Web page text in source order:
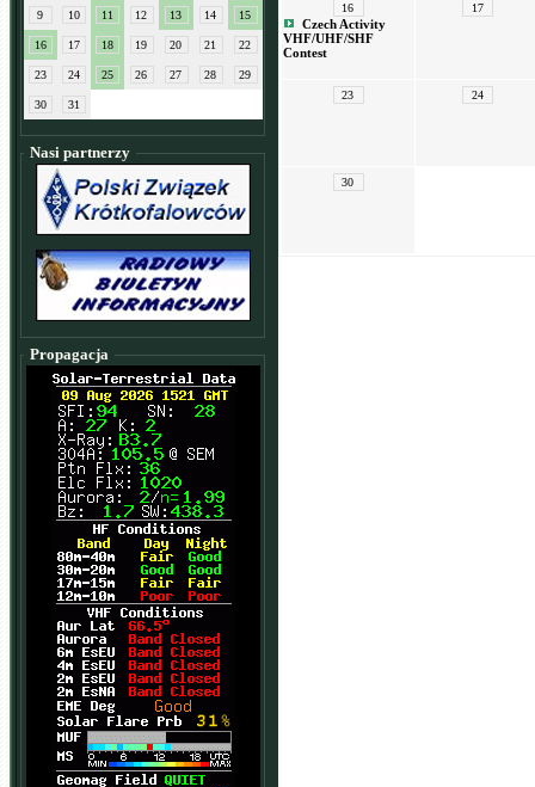
9 10 11 12 13 14 15
16 17 18 19 20 21 22
23 24 25 26 27 28 29
30 31
Nasi partnerzy
Propagacja
16
Czech Activity
VHF/UHF/SHF
Contest
17
23 24
30